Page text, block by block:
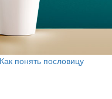
Как понять пословицу